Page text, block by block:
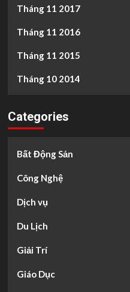
Tháng 11 2017
Tháng 11 2016
Tháng 11 2015
Tháng 10 2014
Categories
Bất Động Sản
Công Nghệ
Dịch vụ
Du Lịch
Giải Trí
Giáo Dục